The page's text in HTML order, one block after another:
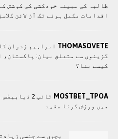
طالبہ کی مبینہ خودکشی کی کوشش
اقدامات مکمل ہونے تک آن لائن
THOMASOVETE ابراہیم زدران
گزینوں سے متعلق بیان: پاکستان،
کیسے بنا؟
MOSTBET_TPOA
ٹائپ 2
میں ورزش کرنا مفید
بچوں سے جنسی